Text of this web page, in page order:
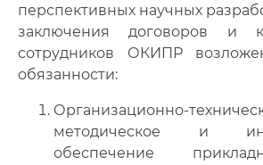
Лаборатории и центры
Научная библиотека
Центр публикационной
Каталог научного оборудования
перспективных научных
заключения договоров и
сотрудников ОКИПР
обязанности:
Организационно-
методическое и
обеспечение